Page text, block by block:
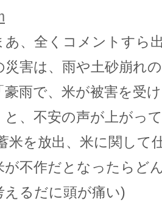
、全くコメントすら
害は、雨や土砂崩れ
豪雨で、米が被害を受
と、不安の声が上が
米を放出、米に関して
が不作だとなったらど
えるだに頭が痛い)